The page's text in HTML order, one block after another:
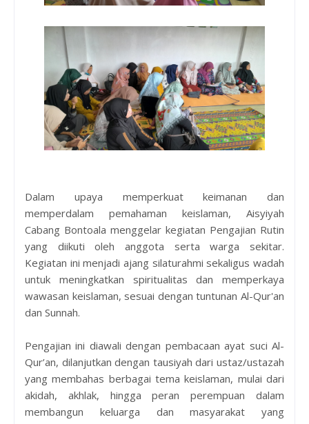
Dalam upaya memperkuat keimanan dan
memperdalam pemahaman keislaman, Aisyiyah
Cabang Bontoala menggelar kegiatan Pengajian Rutin
yang diikuti oleh anggota serta warga sekitar.
Kegiatan ini menjadi ajang silaturahmi sekaligus wadah
untuk meningkatkan spiritualitas dan memperkaya
wawasan keislaman, sesuai dengan tuntunan Al-Qur'an
dan Sunnah.
Pengajian ini diawali dengan pembacaan ayat suci Al-
Qur’an, dilanjutkan dengan tausiyah dari ustaz/ustazah
yang membahas berbagai tema keislaman, mulai dari
akidah, akhlak, hingga peran perempuan dalam
membangun keluarga dan masyarakat yang